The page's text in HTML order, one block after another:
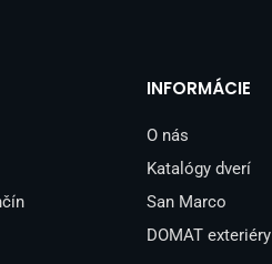
INFORMÁCIE
O nás
Katalógy dverí
San Marco
DOMAT exteriéry